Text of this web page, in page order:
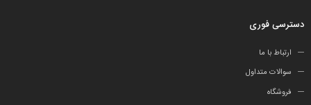
دسترسی فوری
ارتباط با ما
سوالات متداول
فروشگاه